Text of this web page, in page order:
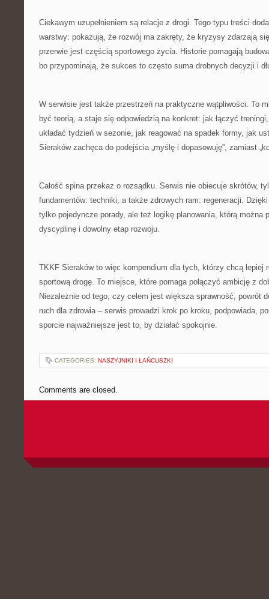
Ciekawym uzupełnieniem są relacje z drogi. Tego typu treści
warstwy: pokazują, że rozwój ma zakręty, że kryzysy zdarzają
przerwie jest częścią sportowego życia. Historie pomagają
bo przypominają, że sukces to często suma drobnych decyzji i
W serwisie jest także przestrzeń na praktyczne wątpliwości. To
być teorią, a staje się odpowiedzią na konkret: jak łączyć
układać tydzień w sezonie, jak reagować na spadek formy, jak
Sieraków zachęca do podejścia „myślę i dopasowuję”, zamiast
Całość spina przekaz o rozsądku. Serwis nie obiecuje skrótów,
fundamentów: techniki, a także zdrowych ram: regeneracji.
tylko pojedyncze porady, ale też logikę planowania, którą można
dyscyplinę i dowolny etap rozwoju.
TKKF Sieraków to więc kompendium dla tych, którzy chcą lepiej
sportową drogę. To miejsce, które pomaga połączyć ambicję z
Niezależnie od tego, czy celem jest większa sprawność, powrót
ruch dla zdrowia – serwis prowadzi krok po kroku, podpowiada,
sporcie najważniejsze jest to, by działać spokojnie.
CATEGORIES: NASZYJNIKI I ŁAŃCUSZKI
Comments are closed.